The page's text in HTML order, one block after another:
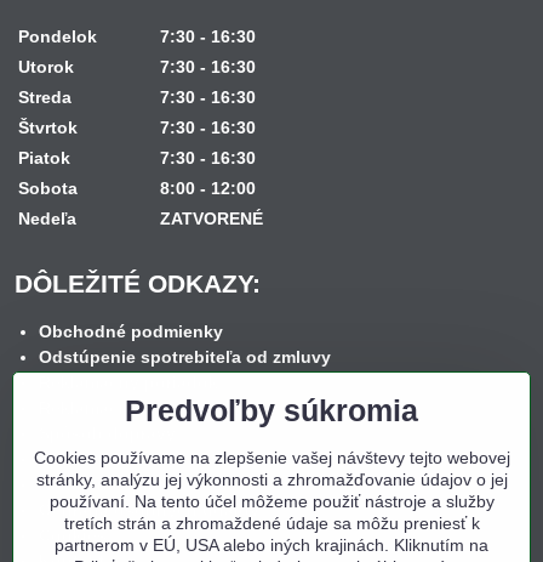
Pondelok
7:30 - 16:30
Utorok
7:30 - 16:30
Streda
7:30 - 16:30
Štvrtok
7:30 - 16:30
Piatok
7:30 - 16:30
Sobota
8:00 - 12:00
Nedeľa
ZATVORENÉ
DÔLEŽITÉ ODKAZY:
Obchodné podmienky
Odstúpenie spotrebiteľa od zmluvy
Reklamačný formulár
Spôsob platby
Nákup na splátky
Ochrana osobných údajov
Cookies
Predvoľby súkromia
Cookies používame na zlepšenie vašej návštevy tejto webovej
stránky, analýzu jej výkonnosti a zhromažďovanie údajov o jej
používaní. Na tento účel môžeme použiť nástroje a služby
tretích strán a zhromaždené údaje sa môžu preniesť k
partnerom v EÚ, USA alebo iných krajinách. Kliknutím na